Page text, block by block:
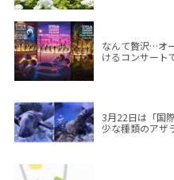
なんて贅沢…オ
けるコンサート
3月22日は「国
少な種類のアザ